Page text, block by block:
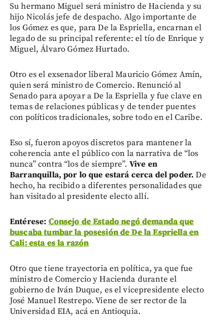
Su hermano Miguel será ministro de Hacienda y su
hijo Nicolás jefe de despacho. Algo importante de
los Gómez es que, para De la Espriella, encarnan el
legado de su principal referente: el tío de Enrique y
Miguel, Álvaro Gómez Hurtado.
Otro es el exsenador liberal Mauricio Gómez Amín,
quien será ministro de Comercio. Renunció al
Senado para apoyar a De la Espriella y fue clave en
temas de relaciones públicas y de tender puentes
con políticos tradicionales, sobre todo en el Caribe.
Eso sí, fueron apoyos discretos para mantener la
coherencia ante el público con la narrativa de “los
nunca” contra “los de siempre”. Vive en
Barranquilla, por lo que estará cerca del poder.De
hecho, ha recibido a diferentes personalidades que
han visitado al presidente electo allí.
Entérese: Consejo de Estado negó demanda que
buscaba tumbar la posesión de De la Espriella en
Cali: esta es la razón
Otro que tiene trayectoria en política, ya que fue
ministro de Comercio y Hacienda durante el
gobierno de Iván Duque, es el vicepresidente electo
José Manuel Restrepo. Viene de ser rector de la
Universidad EIA, acá en Antioquia.